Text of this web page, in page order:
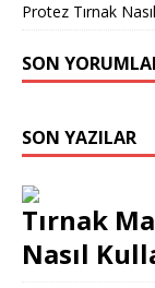
Protez Tırnak Nasıl
SON
SON YAZILAR
Tırnak
Nasıl